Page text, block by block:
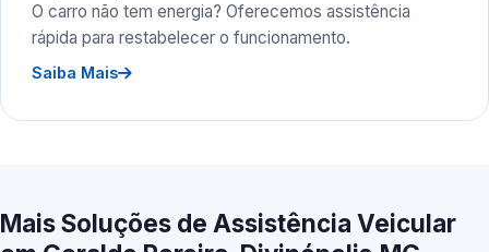
O carro não tem energia? Oferecemos assistência
rápida para restabelecer o funcionamento.
Saiba Mais
Mais Soluções de Assistência Veicular